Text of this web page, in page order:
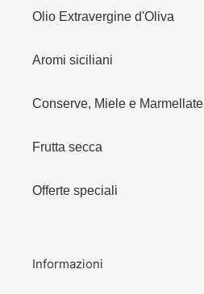
Olio Extravergine d'Oliva
Aromi siciliani
Conserve, Miele e Marmellate
Frutta secca
Offerte speciali
Informazioni